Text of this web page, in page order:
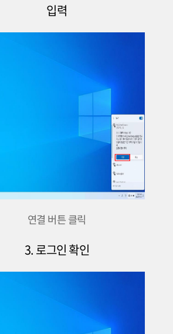
입력
연결 버튼 클릭
3. 로그인 확인